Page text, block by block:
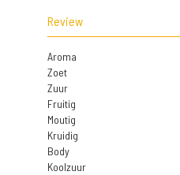
Review
Aroma
Zoet
Zuur
Fruitig
Moutig
Kruidig
Body
Koolzuur